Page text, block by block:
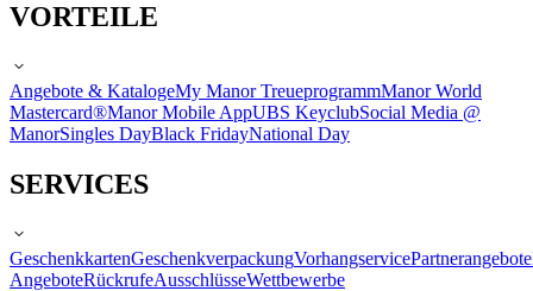
VORTEILE
Angebote & KatalogeMy Manor TreueprogrammManor World
Mastercard®Manor Mobile AppUBS KeyclubSocial Media @
ManorSingles DayBlack FridayNational Day
SERVICES
GeschenkkartenGeschenkverpackungVorhangservicePartnerangebote
AngeboteRückrufeAusschlüsseWettbewerbe